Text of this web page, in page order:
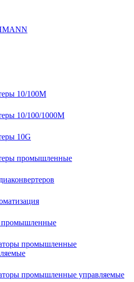
10/100M
10/100/1000M
10G
промышленные
промышленные
промышленные
промышленные управляемые